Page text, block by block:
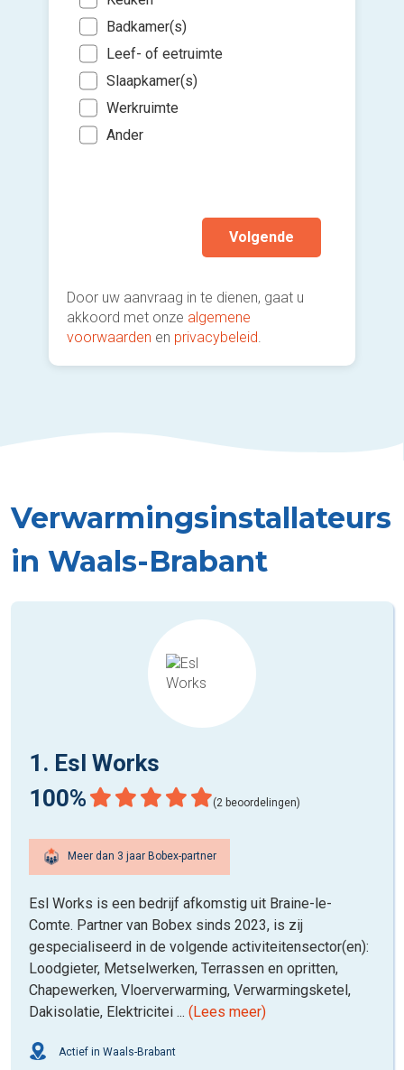
Badkamer(s)
Leef- of eetruimte
Slaapkamer(s)
Werkruimte
Ander
Volgende
Door uw aanvraag in te dienen, gaat u
akkoord met onze algemene
voorwaarden en privacybeleid
Verwarmingsinstallateurs
in Waals-Brabant
1. Esl Works
100%
(2 beoordelingen)
Meer dan 3 jaar Bobex-partner
Esl Works is een bedrijf afkomstig uit Braine-le-
Comte. Partner van Bobex sinds 2023, is zij
gespecialiseerd in de volgende activiteitensector(en):
Loodgieter, Metselwerken, Terrassen en opritten,
Chapewerken, Vloerverwarming, Verwarmingsketel,
Dakisolatie, Elektricitei ... (Lees meer)
Actief in Waals-Brabant